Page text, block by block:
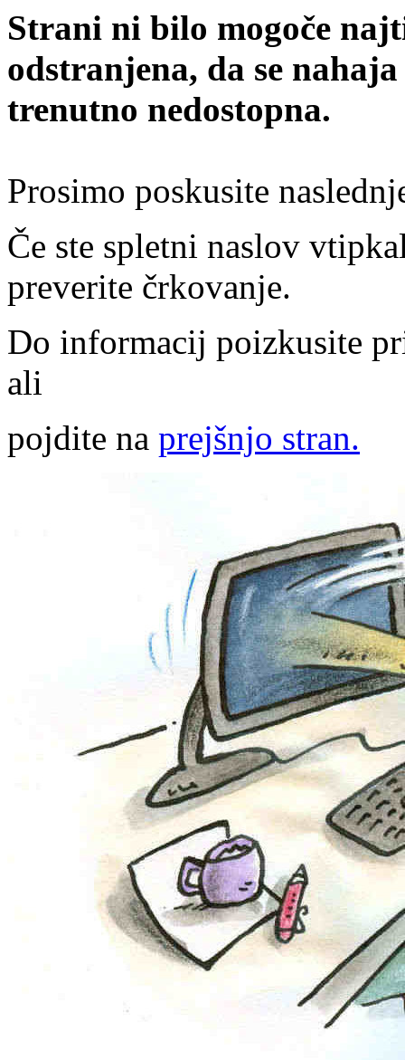
Strani ni bilo mogoče
odstranjena, da se
trenutno nedostopna.
Prosimo poskusite
Če ste spletni naslov
preverite črkovanje.
Do informacij poizkusite
ali
pojdite na prejšnjo stran.